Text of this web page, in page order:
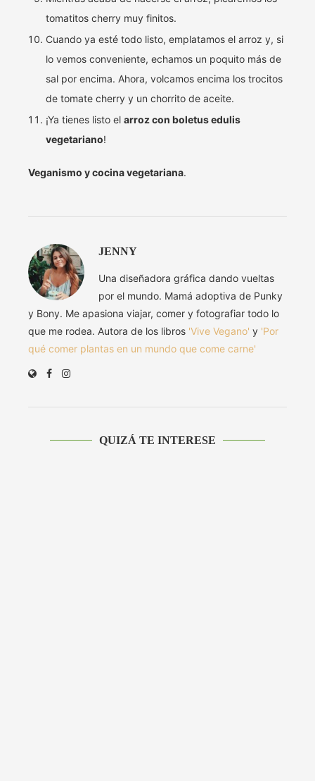
tomatitos cherry muy finitos.
Cuando ya esté todo listo, emplatamos el arroz y, si
lo vemos conveniente, echamos un poquito más de
sal por encima. Ahora, volcamos encima los trocitos
de tomate cherry y un chorrito de aceite.
¡Ya tienes listo el arroz con boletus edulis
vegetariano!
Veganismo y cocina vegetariana.
JENNY
Una diseñadora gráfica dando vueltas
por el mundo. Mamá adoptiva de Punky
y Bony. Me apasiona viajar, comer y fotografiar todo lo
que me rodea. Autora de los libros 'Vive Vegano' y 'Por
qué comer plantas en un mundo que come carne'
QUIZÁ TE INTERESE